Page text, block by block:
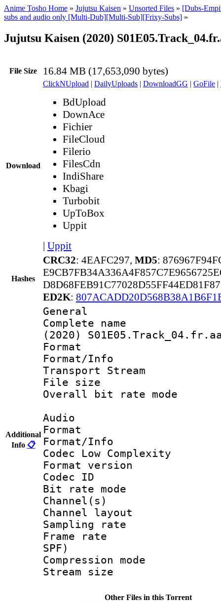
Anime Tosho Home » Jujutsu Kaisen » Unsorted Files » [Dubs-
subs and audio only [Multi-Dub][Multi-Sub][Frixy-Subs] »
Jujutsu Kaisen (2020)
File Size 16.84 MB (17,653,090 bytes)
Download
ClickNUpload | DailyUploads | DownloadGG | GoFile |
BdUpload
DownAce
Fichier
FileCloud
Filerio
FilesCdn
IndiShare
Kbagi
Turbobit
UpToBox
Uppit
| Uppit
Hashes
CRC32: 4EAFC297, MD5:
ED2K:
Additional
Info 📋
General
Complete
(2020)
Format :
Format/Info
Transport Stream
File size :
Overall bit rate
Audio
Format :
Format/Info :
Codec Low Complexity
Format
Codec
Bit rate
Channel(s)
Channel
Sampling
Frame rate :
SPF)
Compression
Stream size :
Other Files in this Torrent